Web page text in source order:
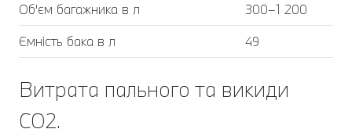
Об'єм багажника в л
300–1 200
Ємність бака в л
49
Витрата пального та викиди
CO2.